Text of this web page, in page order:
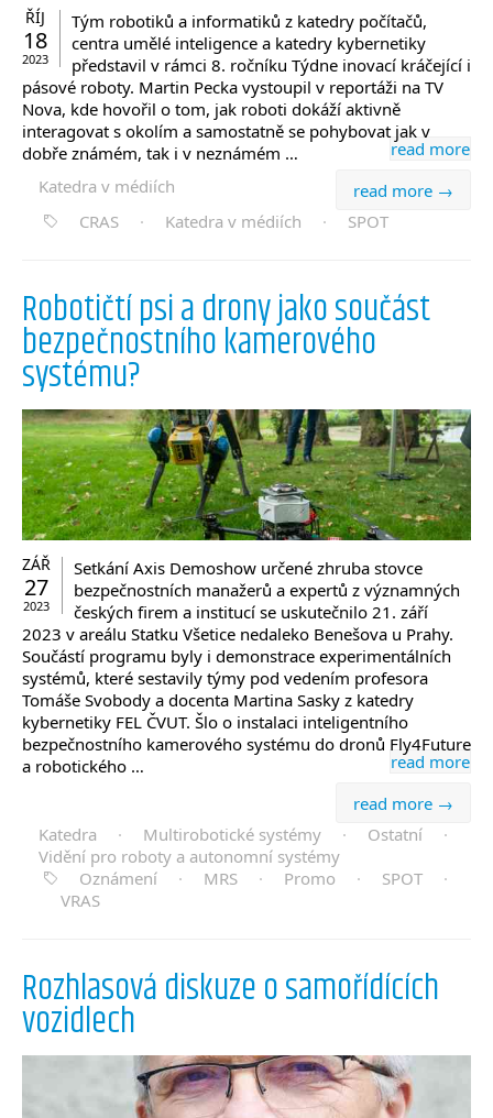
ŘÍJ
18
2023
Tým robotiků a informatiků z katedry počítačů,
centra umělé inteligence a katedry kybernetiky
představil v rámci 8. ročníku Týdne inovací kráčející i
pásové roboty. Martin Pecka vystoupil v reportáži na TV
Nova, kde hovořil o tom, jak roboti dokáží aktivně
interagovat s okolím a samostatně se pohybovat jak v
dobře známém, tak i v neznámém …
read more
read more →
Katedra v médiích
CRAS
· Katedra v médiích · SPOT
Robotičtí psi a drony jako součást
bezpečnostního kamerového
systému?
ZÁŘ
27
2023
Setkání Axis Demoshow určené zhruba stovce
bezpečnostních manažerů a expertů z významných
českých firem a institucí se uskutečnilo 21. září
2023 v areálu Statku Všetice nedaleko Benešova u Prahy.
Součástí programu byly i demonstrace experimentálních
systémů, které sestavily týmy pod vedením profesora
Tomáše Svobody a docenta Martina Sasky z katedry
kybernetiky FEL ČVUT. Šlo o instalaci inteligentního
bezpečnostního kamerového systému do dronů Fly4Future
a robotického …
read more
read more →
Katedra
· Multirobotické systémy · Ostatní
·
Vidění pro roboty a autonomní systémy
Oznámení
· MRS · Promo · SPOT
·
VRAS
Rozhlasová diskuze o samořídících
vozidlech